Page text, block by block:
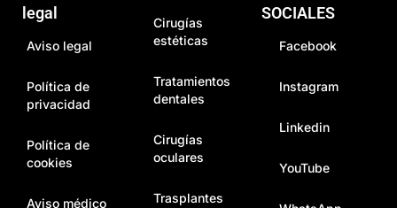
legal
Aviso legal
Política de
privacidad
Política de
cookies
Aviso médico
Cirugías
estéticas
Tratamientos
dentales
Cirugías
oculares
Trasplantes
SOCIALES
Facebook
Instagram
Linkedin
YouTube